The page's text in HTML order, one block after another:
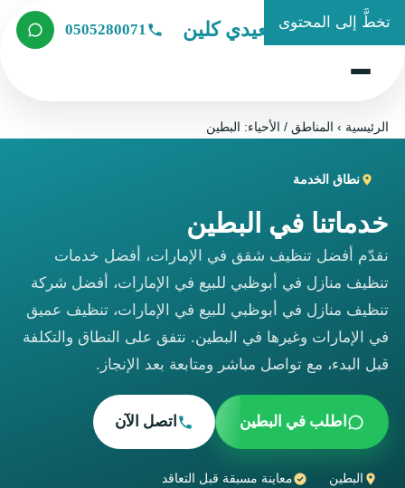
تخطَّ إلى المحتوى
شركة الصعيدي كلين 0505280071
الرئيسية ›المناطق / الأحياء: البطين
نطاق الخدمة
خدماتنا في البطين
نقدّم أفضل تنظيف شقق في الإمارات، أفضل خدمات
تنظيف منازل في أبوظبي للبيع في الإمارات، أفضل شركة
تنظيف منازل في أبوظبي للبيع في الإمارات، تنظيف عميق
في الإمارات وغيرها في البطين. نتفق على النطاق والتكلفة
قبل البدء، مع تواصل مباشر ومتابعة بعد الإنجاز.
اطلب في البطين اتصل الآن
البطين معاينة مسبقة قبل التعاقد